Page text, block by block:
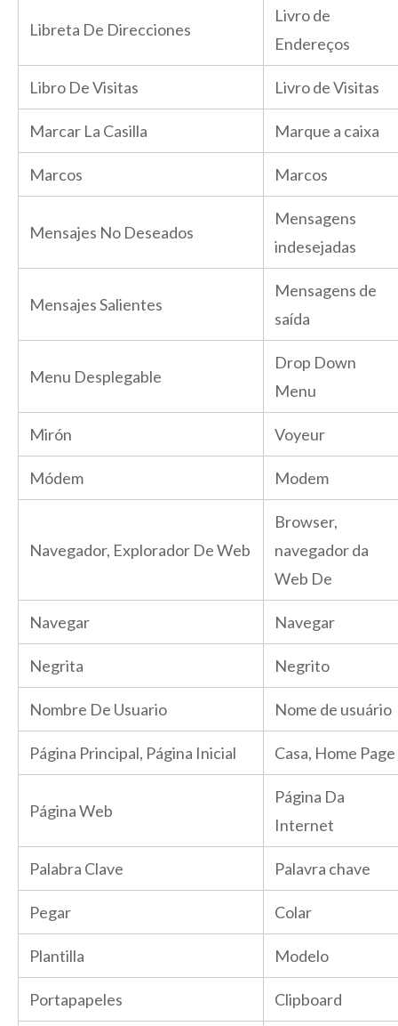
Libreta De Direcciones
Livro de
Endereços
Libro De Visitas Livro de Visitas
Marcar La Casilla Marque a caixa
Marcos Marcos
Mensajes No Deseados
Mensagens
indesejadas
Mensajes Salientes
Mensagens de
saída
Menu Desplegable
Drop Down
Menu
Mirón Voyeur
Módem Modem
Navegador, Explorador De Web
Browser,
navegador da
Web De
Navegar Navegar
Negrita Negrito
Nombre De Usuario Nome de usuário
Página Principal, Página Inicial Casa, Home Page
Página Web
Página Da
Internet
Palabra Clave Palavra chave
Pegar Colar
Plantilla Modelo
Portapapeles Clipboard